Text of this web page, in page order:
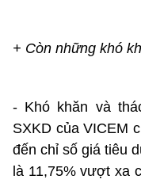
+ Còn những khó
- Khó khăn và
SXKD của VICEM
đến chỉ số giá tiêu
là 11,75% vượt xa